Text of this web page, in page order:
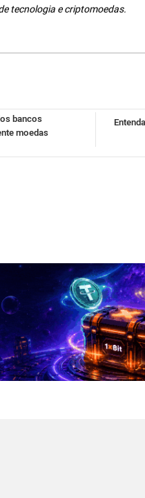
tecnologia e criptomoedas.
bancos
moedas